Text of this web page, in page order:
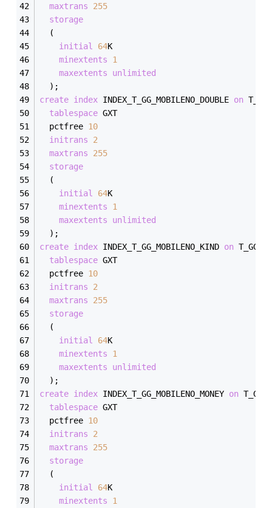
maxtrans
255
storage
  (
initial
64K
minextents
1
maxextents
unlimited
  );
create index INDEX_T_GG_MOBILENO_DOUBLE on
tablespace GXT
  pctfree
10
initrans
2
maxtrans
255
storage
  (
initial
64K
minextents
1
maxextents
unlimited
  );
create index INDEX_T_GG_MOBILENO_KIND on
tablespace GXT
  pctfree
10
initrans
2
maxtrans
255
storage
  (
initial
64K
minextents
1
maxextents
unlimited
  );
create index INDEX_T_GG_MOBILENO_MONEY on
tablespace GXT
  pctfree
10
initrans
2
maxtrans
255
storage
  (
initial
64K
minextents
1